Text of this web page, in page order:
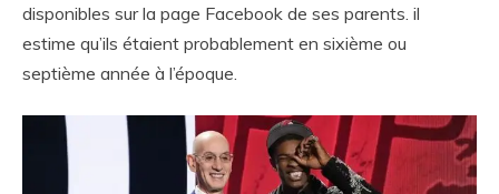
disponibles sur la page Facebook de ses parents. il
estime qu’ils étaient probablement en sixième ou
septième année à l’époque.